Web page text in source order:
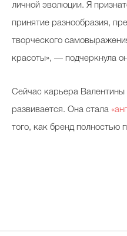
личной эволюции. Я
принятие разнообразия,
творческого
красоты», — подчеркнула
Сейчас карьера
развивается. Она стала
того, как бренд полностью